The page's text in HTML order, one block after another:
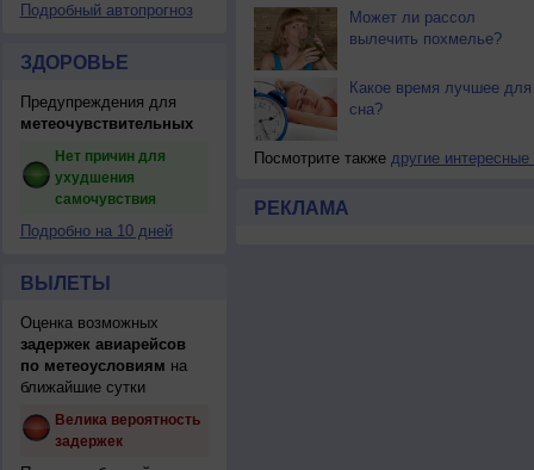
Подробный автопрогноз
ЗДОРОВЬЕ
Предупреждения для
метеочувствительных
Нет причин для
ухудшения
самочувствия
Подробно на 10 дней
ВЫЛЕТЫ
Оценка возможных
задержек авиарейсов
по метеоусловиям на
ближайшие сутки
Велика вероятность
задержек
Может ли рассол
вылечить похмелье?
Какое время лучшее для
сна?
Посмотрите также другие интересные
РЕКЛАМА